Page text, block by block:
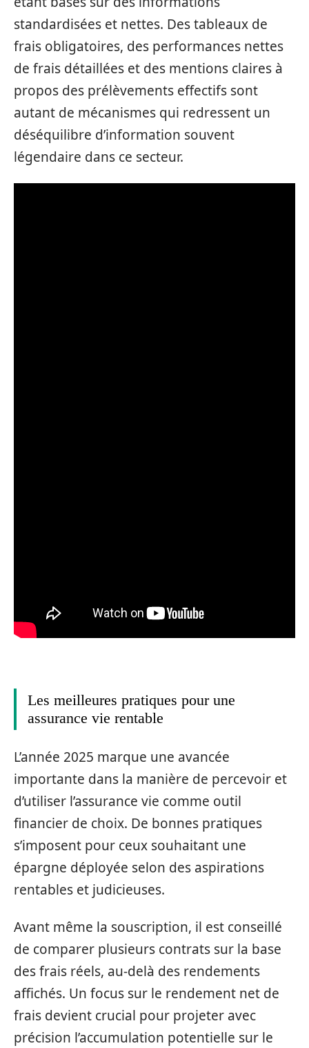
standardisées et nettes. Des tableaux de
frais obligatoires, des performances nettes
de frais détaillées et des mentions claires à
propos des prélèvements effectifs sont
autant de mécanismes qui redressent un
déséquilibre d’information souvent
légendaire dans ce secteur.
Les meilleures pratiques pour une
assurance vie rentable
L’année 2025 marque une avancée
importante dans la manière de percevoir et
d’utiliser l’assurance vie comme outil
financier de choix. De bonnes pratiques
s’imposent pour ceux souhaitant une
épargne déployée selon des aspirations
rentables et judicieuses.
Avant même la souscription, il est conseillé
de comparer plusieurs contrats sur la base
des frais réels, au-delà des rendements
affichés. Un focus sur le rendement net de
frais devient crucial pour projeter avec
précision l’accumulation potentielle sur le